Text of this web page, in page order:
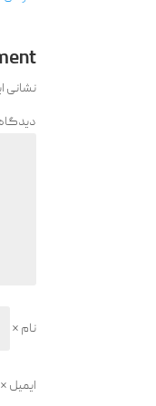
نشانی
دیدگاه
نام *
ایمیل *